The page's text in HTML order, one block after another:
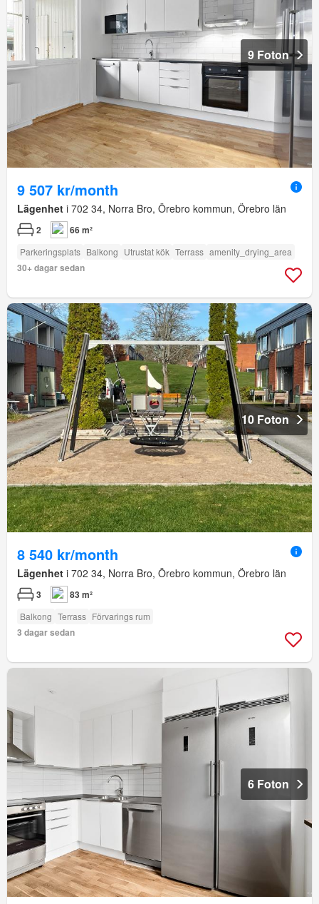
9 Foton
9 507 kr/month
Lägenhet i 702 34, Norra Bro, Örebro kommun, Örebro län
2 66 m²
Parkeringsplats Balkong Utrustat kök Terrass amenity_drying_area
30+ dagar sedan
10 Foton
8 540 kr/month
Lägenhet i 702 34, Norra Bro, Örebro kommun, Örebro län
3 83 m²
Balkong Terrass Förvarings rum
3 dagar sedan
6 Foton